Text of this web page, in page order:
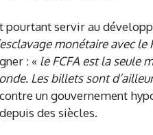
pourtant servir au
monétaire avec
: « le FCFA est la seule
Les billets sont
un gouvernement
des siècles.